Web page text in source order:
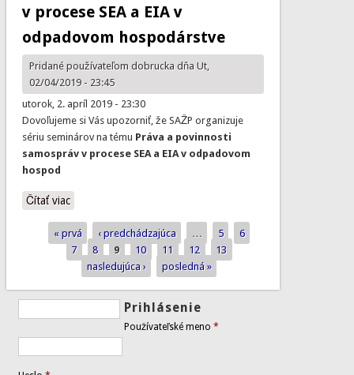
v procese SEA a EIA v
odpadovom hospodárstve
Pridané používateľom dobruckadňa Ut,
02/04/2019 - 23:45
utorok, 2. apríl 2019 - 23:30
Dovoľujeme si Vás upozorniť, že SAŽP organizuje
sériu seminárov na tému Práva a povinnosti
samospráv v procese SEA a EIA v odpadovom
hospod
Čítať viaco Práva a povinnosti samospráv v procese SEA a EIA v
Stránky
« prvá ‹ predchádzajúca … 5
6
7
8 9 10 11 12
13
nasledujúca ›
posledná »
Prihlásenie
Používateľské meno*